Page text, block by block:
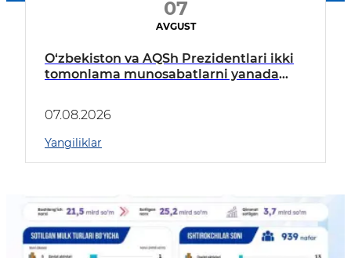
07
AVGUST
O‘zbekiston va AQSh Prezidentlari ikki
tomonlama munosabatlarni yanada
07.08.2026
Yangiliklar